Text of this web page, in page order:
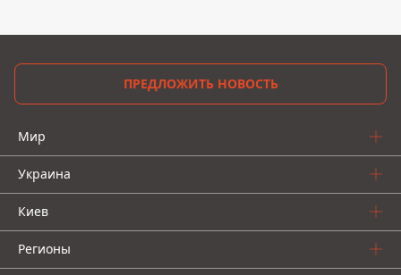
ПРЕДЛОЖИТЬ НОВОСТЬ
Мир
Украина
Киев
Регионы